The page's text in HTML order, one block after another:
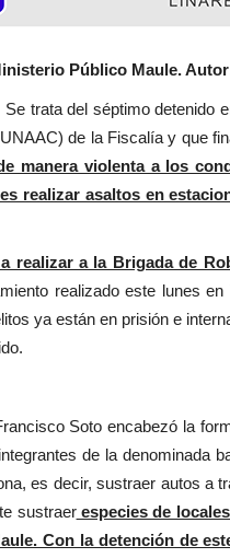
Público Maule.
en esta
de la Fiscalía y que
manera violenta a los
realizar asaltos en
realizar a la Brigada de
realizado este lunes
ya están en prisión e
Soto encabezó la
de la denominada
es decir, sustraer autos a
sustraerespecies de
Con la detención de
confirma suspensión
600